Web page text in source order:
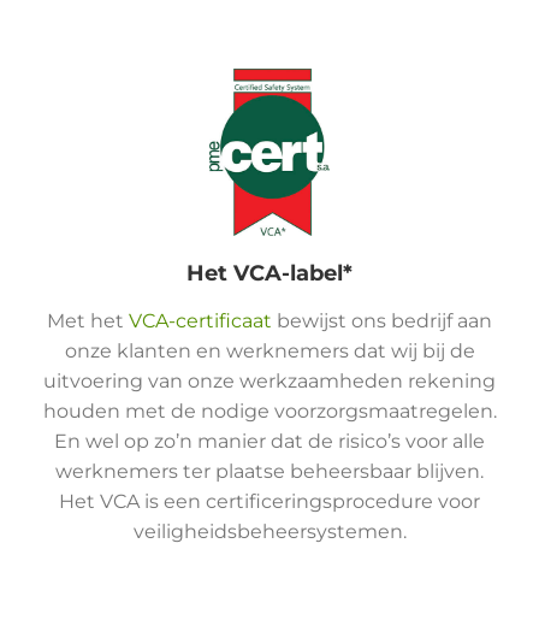
Het VCA-label*
Met het VCA-certificaat bewijst ons bedrijf aan
onze klanten en werknemers dat wij bij de
uitvoering van onze werkzaamheden rekening
houden met de nodige voorzorgsmaatregelen.
En wel op zo’n manier dat de risico’s voor alle
werknemers ter plaatse beheersbaar blijven.
Het VCA is een certificeringsprocedure voor
veiligheidsbeheersystemen.